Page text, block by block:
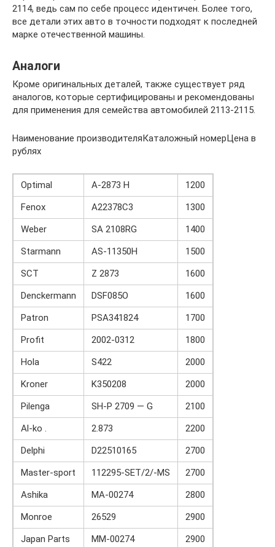
2114, ведь сам по себе процесс идентичен. Более того,
все детали этих авто в точности подходят к последней
марке отечественной машины.
Аналоги
Кроме оригинальных деталей, также существует ряд
аналогов, которые сертифицированы и рекомендованы
для применения для семейства автомобилей 2113-2115.
Наименование производителяКаталожный номерЦена в
рублях
Optimal A-2873 H
1200
Fenox
A22378C3
1300
Weber
SA 2108RG
1400
Starmann
AS-11350H
1500
SCT
Z 2873
1600
Denckermann
DSF085O
1600
Patron
PSA341824
1700
Profit
2002-0312
1800
Hola
S422
2000
Kroner
K350208
2000
Pilenga
SH-P 2709 — G
2100
Al-ko .
2.873
2200
Delphi
D22510165
2700
Master-sport
112295-SET/2/-MS
2700
Ashika
MA-00274
2800
Monroe
26529
2900
Japan Parts
MM-00274
2900